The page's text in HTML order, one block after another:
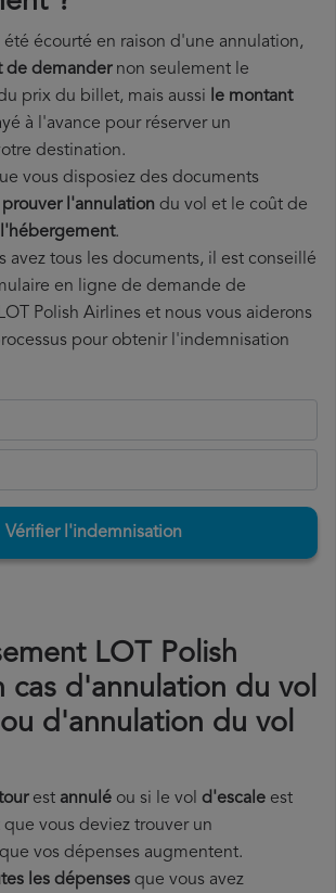
été écourté en raison d'une annulation,
de demandernon seulement le
prix du billet, mais aussi le montant
à l'avance pour réserver un
destination.
vous disposiez des documents
prouver l'annulation du vol et le coût de
l'hébergement.
avez tous les documents, il est conseillé
en ligne de demande de
Polish Airlines et nous vous aiderons
pour obtenir l'indemnisation
Vérifier l'indemnisation
LOT Polish
cas d'annulation du vol
d'annulation du vol
est annulé ou si le vol d'escale est
vous deviez trouver un
vos dépenses augmentent.
les dépenses que vous avez